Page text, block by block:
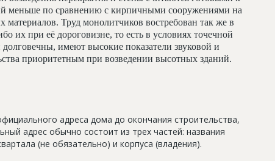
меньше по сравнению с кирпичными сооружениями на
материалов. Труд монолитчиков востребован так же в
их при её дороговизне, то есть в условиях точечной
имеют высокие показатели звуковой и
приоритетным при возведении высотных зданий.
адреса дома до окончания строительства,
адрес обычно состоит из трех частей: названия
(не обязательно) и корпуса (владения).